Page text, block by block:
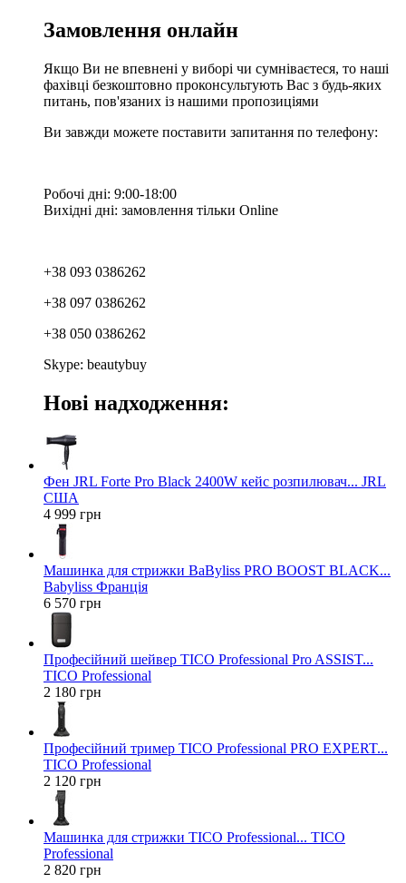
Замовлення онлайн
Якщо Ви не впевнені у виборі чи сумніваєтеся, то наші
фахівці безкоштовно проконсультують Вас з будь-яких
питань, пов'язаних із нашими пропозиціями
Ви завжди можете поставити запитання по телефону:
Робочі дні: 9:00-18:00
Вихідні дні: замовлення тільки Online
+38 093 0386262
+38 097 0386262
+38 050 0386262
Skype: beautybuy
Нові надходження:
Фен JRL Forte Pro Black 2400W кейс розпилювач... JRL
США
4 999 грн
Машинка для стрижки BaByliss PRO BOOST BLACK...
Babyliss Франція
6 570 грн
Професійний шейвер TICO Professional Pro ASSIST...
TICO Professional
2 180 грн
Професійний тример TICO Professional PRO EXPERT...
TICO Professional
2 120 грн
Машинка для стрижки TICO Professional... TICO
Professional
2 820 грн